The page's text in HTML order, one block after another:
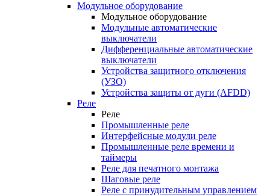
Модульное оборудование
Модульное оборудование
Модульные автоматические
выключатели
Дифференциальные автоматические
выключатели
Устройства защитного отключения
(УЗО)
Устройства защиты от дуги (AFDD)
Реле
Реле
Промышленные реле
Интерфейсные модули реле
Промышленные реле времени и
таймеры
Реле для печатного монтажа
Шаговые реле
Реле с принудительным управлением